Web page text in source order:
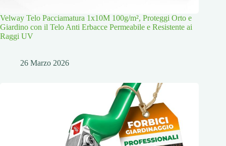
Velway Telo Pacciamatura 1x10M 100g/m², Proteggi Orto e
Giardino con il Telo Anti Erbacce Permeabile e Resistente ai
Raggi UV
26 Marzo 2026